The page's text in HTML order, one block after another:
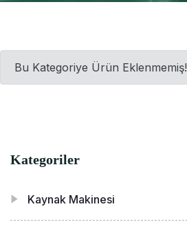
Bu Kategoriye Ürün Eklenmemiş!
Kategoriler
Kaynak Makinesi